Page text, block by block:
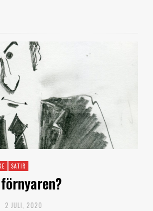
SATIR
2 JULI, 2020